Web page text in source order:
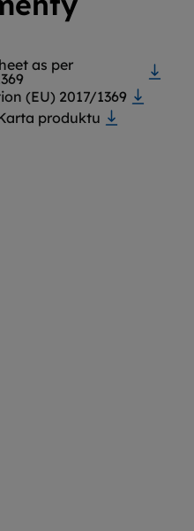
as per
(EU) 2017/1369
produktu